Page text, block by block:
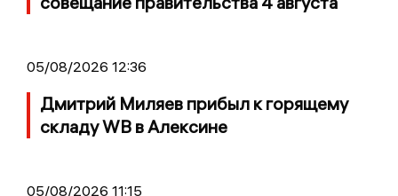
05/08/2026 12:36
Дмитрий Миляев прибыл к горящему
складу WB в Алексине
05/08/2026 11:15